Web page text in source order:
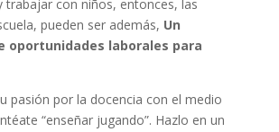
trabajar con niños, entonces, las
pueden ser además, Un
oportunidades laborales para
pasión por la docencia con el medio
“enseñar jugando”. Hazlo en un